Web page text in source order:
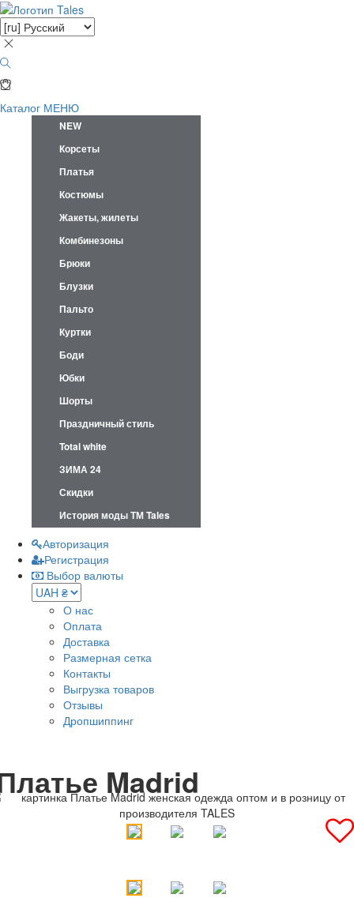
Каталог МЕНЮ
NEW
Корсеты
Платья
Костюмы
Жакеты, жилеты
Комбинезоны
Брюки
Блузки
Пальто
Куртки
Боди
Юбки
Шорты
Праздничный стиль
Total white
ЗИМА 24
Скидки
История моды ТМ Tales
Авторизация
Регистрация
Выбор валюты
О нас
Оплата
Доставка
Размерная сетка
Контакты
Выгрузка товаров
Отзывы
Дропшиппинг
Madrid